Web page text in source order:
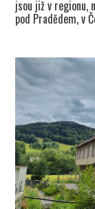
jsou již v regionu,
pod Pradědem, v